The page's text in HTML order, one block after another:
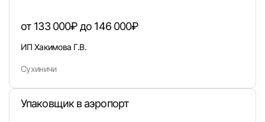
Пароль
от 133 000₽ до 146 000₽
ИП Хакимова Г.В.
Сухиничи
Упаковщик в аэропорт